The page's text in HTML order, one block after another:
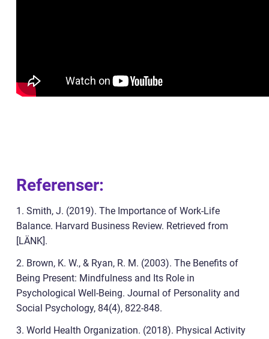
Referenser:
1. Smith, J. (2019). The Importance of Work-Life
Balance. Harvard Business Review. Retrieved from
[LÄNK].
2. Brown, K. W., & Ryan, R. M. (2003). The Benefits of
Being Present: Mindfulness and Its Role in
Psychological Well-Being. Journal of Personality and
Social Psychology, 84(4), 822-848.
3. World Health Organization. (2018). Physical Activity